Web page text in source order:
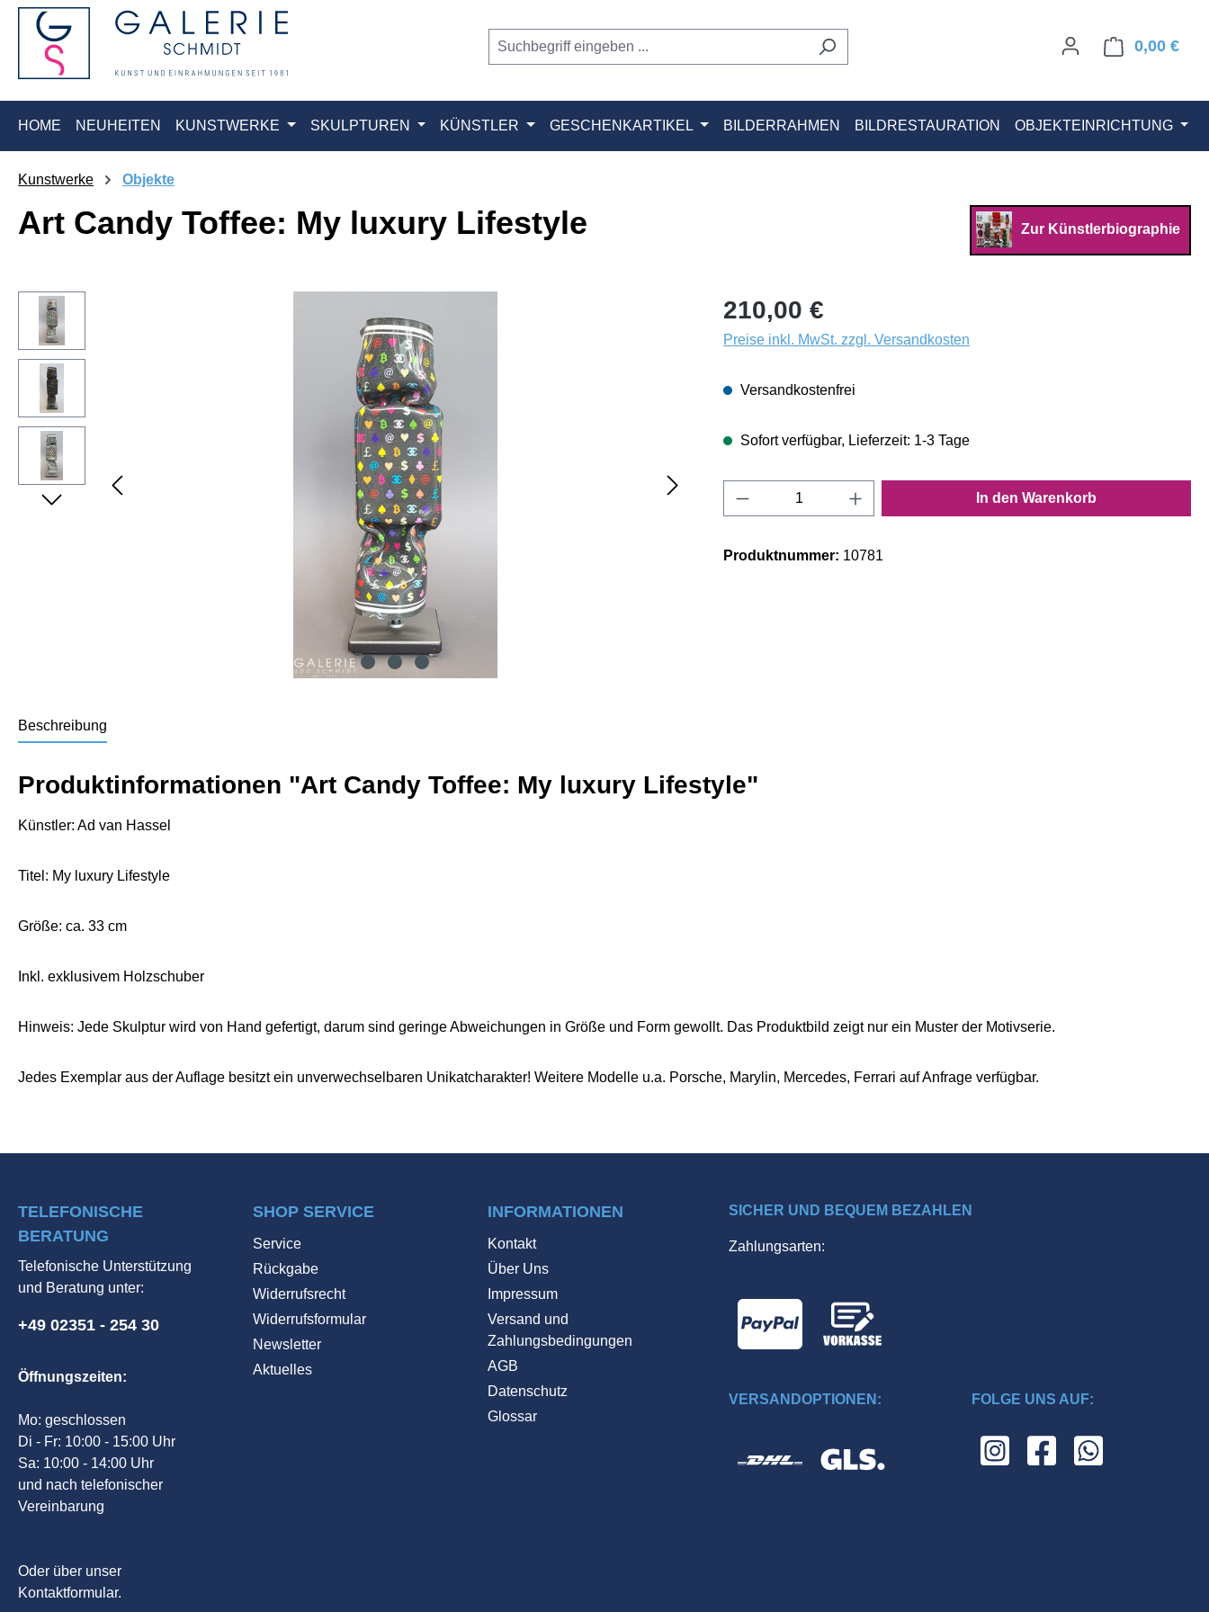
Zur Hauptnavigation springen
0,00 €
HOME NEUHEITEN KUNSTWERKE SKULPTUREN KÜNSTLER GESCHENKARTIKEL BILDERRAHMEN BILDRESTAURATION OBJEKTEINRICHTUNG
Kunstwerke Objekte
Art Candy Toffee: My luxury Lifestyle Zur Künstlerbiographie
Bildergalerie überspringen 210,00 €
Preise inkl. MwSt. zzgl. Versandkosten
Versandkostenfrei
Sofort verfügbar, Lieferzeit: 1-3 Tage
Produkt Anzahl: Gib den gewünschten Wert ein
In den Warenkorb
Produktnummer: 10781
Beschreibung
Produktinformationen "Art Candy Toffee: My luxury Lifestyle"
Künstler: Ad van Hassel
Titel: My luxury Lifestyle
Größe: ca. 33 cm
Inkl. exklusivem Holzschuber
Hinweis: Jede Skulptur wird von Hand gefertigt, darum sind geringe Abweichungen in Größe und Form gewollt. Das Produktbild zeigt nur ein Muster der Motivserie.
Jedes Exemplar aus der Auflage besitzt ein unverwechselbaren Unikatcharakter! Weitere Modelle u.a. Porsche, Marylin, Mercedes, Ferrari auf Anfrage verfügbar.
TELEFONISCHE
BERATUNG
Telefonische Unterstützung
und Beratung unter:
+49 02351 - 254 30
Öffnungszeiten:
Mo: geschlossen
Di - Fr: 10:00 - 15:00 Uhr
Sa: 10:00 - 14:00 Uhr
und nach telefonischer
Vereinbarung
Oder über unser
Kontaktformular.
SHOP SERVICE
Service
Rückgabe
Widerrufsrecht
Widerrufsformular
Newsletter
Aktuelles
INFORMATIONEN
Kontakt
Über Uns
Impressum
Versand und
Zahlungsbedingungen
AGB
Datenschutz
Glossar
SICHER UND BEQUEM BEZAHLEN
Zahlungsarten:
VERSANDOPTIONEN: FOLGE UNS AUF: